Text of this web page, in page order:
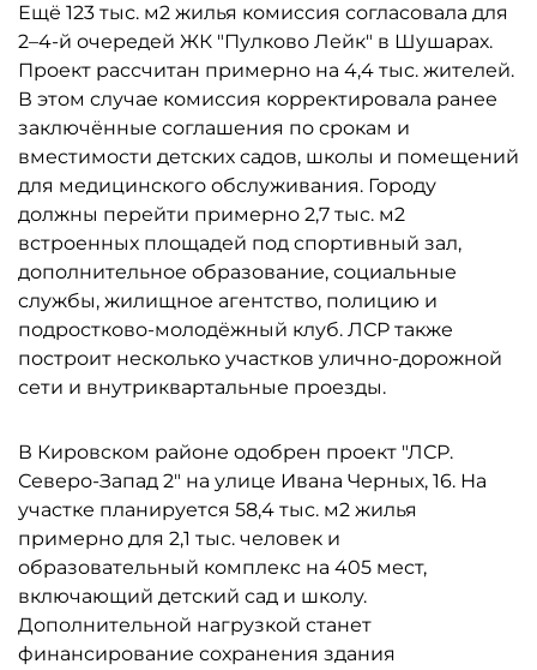
Ещё 123 тыс. м2 жилья комиссия согласовала для
2–4-й очередей ЖК "Пулково Лейк" в Шушарах.
Проект рассчитан примерно на 4,4 тыс. жителей.
В этом случае комиссия корректировала ранее
заключённые соглашения по срокам и
вместимости детских садов, школы и помещений
для медицинского обслуживания. Городу
должны перейти примерно 2,7 тыс. м2
встроенных площадей под спортивный зал,
дополнительное образование, социальные
службы, жилищное агентство, полицию и
подростково-молодёжный клуб. ЛСР также
построит несколько участков улично-дорожной
сети и внутриквартальные проезды.
В Кировском районе одобрен проект "ЛСР.
Северо-Запад 2" на улице Ивана Черных, 16. На
участке планируется 58,4 тыс. м2 жилья
примерно для 2,1 тыс. человек и
образовательный комплекс на 405 мест,
включающий детский сад и школу.
Дополнительной нагрузкой станет
финансирование сохранения здания